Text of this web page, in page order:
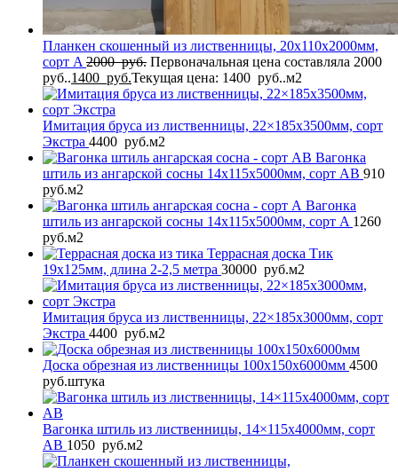
Планкен скошенный из лиственницы, 20x110x2000мм,
сорт A 2000руб. Первоначальная цена составляла 2000
руб..1400 руб.Текущая цена: 1400 руб..м2
Имитация бруса из лиственницы, 22×185x3500мм, сорт
Экстра 4400 руб.м2
Вагонка
штиль из ангарской сосны 14x115x5000мм, сорт AB 910
руб.м2
Вагонка
штиль из ангарской сосны 14x115x5000мм, сорт A 1260
руб.м2
Террасная доска Тик
19x125мм, длина 2-2,5 метра 30000 руб.м2
Имитация бруса из лиственницы, 22×185x3000мм, сорт
Экстра 4400 руб.м2
Доска обрезная из лиственницы 100x150x6000мм 4500
руб.штука
Вагонка штиль из лиственницы, 14×115x4000мм, сорт
AB 1050 руб.м2